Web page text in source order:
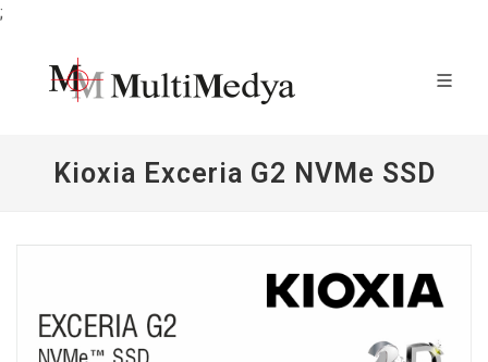
;
Kioxia Exceria G2 NVMe SSD